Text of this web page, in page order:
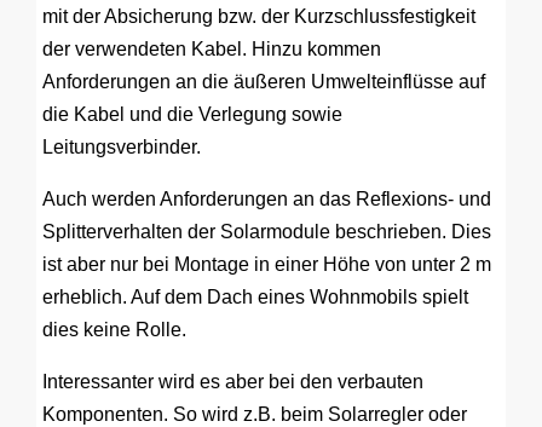
mit der Absicherung bzw. der Kurzschlussfestigkeit
der verwendeten Kabel. Hinzu kommen
Anforderungen an die äußeren Umwelteinflüsse auf
die Kabel und die Verlegung sowie
Leitungsverbinder.
Auch werden Anforderungen an das Reflexions- und
Splitterverhalten der Solarmodule beschrieben. Dies
ist aber nur bei Montage in einer Höhe von unter 2 m
erheblich. Auf dem Dach eines Wohnmobils spielt
dies keine Rolle.
Interessanter wird es aber bei den verbauten
Komponenten. So wird z.B. beim Solarregler oder